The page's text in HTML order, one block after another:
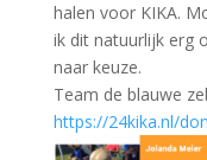
halen voor KIKA.
ik dit natuurlijk erg
naar keuze.
Team de blauwe
https://24kika.nl/